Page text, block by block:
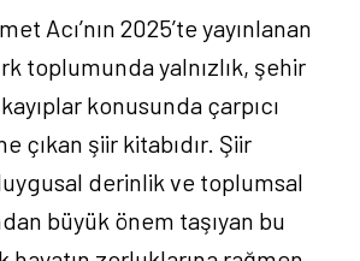
Acı’nın 2025’te yayınlanan
toplumunda yalnızlık, şehir
konusunda çarpıcı
çıkan şiir kitabıdır. Şiir
derinlik ve toplumsal
büyük önem taşıyan bu